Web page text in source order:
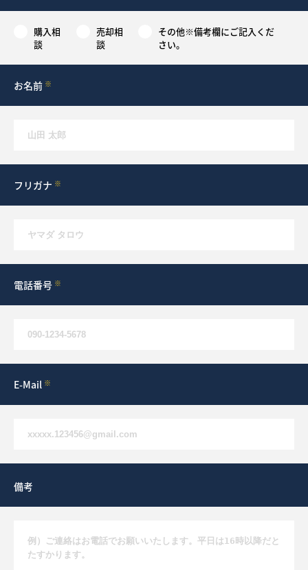
購入相
談
売却相
談
その他※備考欄にご記入くだ
さい。
お名前 ※
フリガナ ※
電話番号 ※
E-Mail ※
備考